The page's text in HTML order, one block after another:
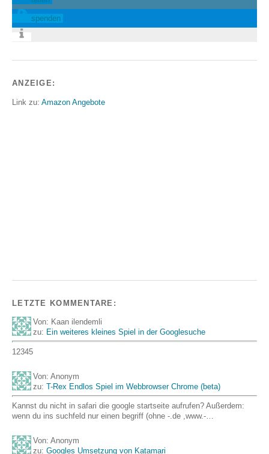
spenden
ANZEIGE:
Link zu: Amazon Angebote
LETZTE KOMMENTARE:
Von: Kaan ilendemli
zu: Ein weiteres kleines Spiel in der Googlesuche
12345
Von: Anonym
zu: T-Rex Endlos Spiel im Webbrowser Chrome (beta)
Kannst du nicht in safari die google startseite aufrufen? Außerdem:
wenn du ins suchfeld nur einen begriff (ohne -.de ,www.-…
Von: Anonym
zu: Googles Umsetzung von Katamari